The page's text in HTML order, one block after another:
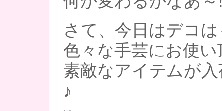
さて、今日はデコ
色々な手芸にお使い
素敵なアイテムが
♪